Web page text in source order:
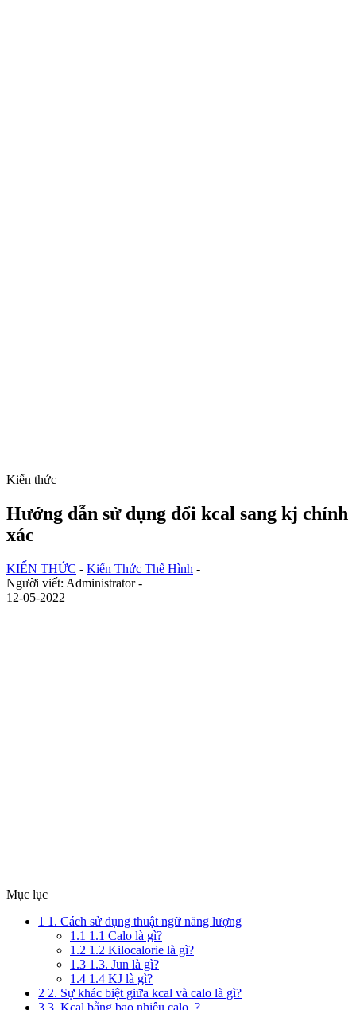
Kiến thức
Hướng dẫn sử dụng đổi kcal sang kj chính
xác
KIẾN THỨC - Kiến Thức Thể Hình -
Người viết: Administrator -
12-05-2022
Mục lục
1 1. Cách sử dụng thuật ngữ năng lượng
1.1 1.1 Calo là gì?
1.2 1.2 Kilocalorie là gì?
1.3 1.3. Jun là gì?
1.4 1.4 KJ là gì?
2 2. Sự khác biệt giữa kcal và calo là gì?
3 3. Kcal bằng bao nhiêu calo ?